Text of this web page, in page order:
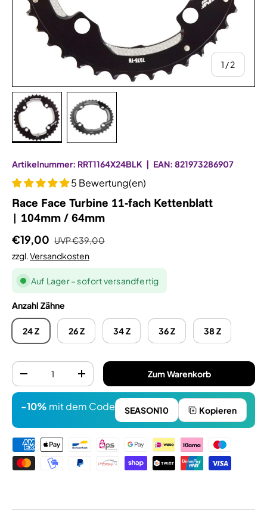
1 /von
2
Artikelnummer: RRT1164X24BLK | EAN: 821973286907
5 Bewertung(en)
Race Face Turbine 11-fach Kettenblatt
| 104mm / 64mm
€19,00 UVP€39,00
zzgl.Versandkosten
Auf Lager – sofort versandfertig
Anzahl Zähne
24 Z 26 Z 34 Z 36 Z 38 Z
Anzahl
-
+ Zum Warenkorb
-10% mit dem Code SEASON10 Kopieren
Zahlungsmethoden